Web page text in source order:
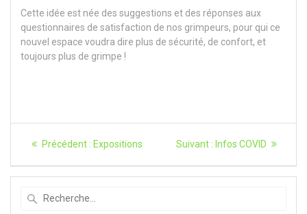
Cette idée est née des suggestions et des réponses aux
questionnaires de satisfaction de nos grimpeurs, pour qui ce
nouvel espace voudra dire plus de sécurité, de confort, et
toujours plus de grimpe !
Navigation
de
l’article
Précédent : Article
Expositions Suivant : Article
Infos COVID